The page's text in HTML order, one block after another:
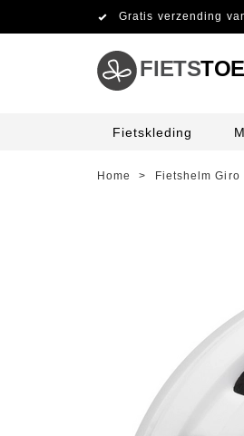
Gratis verzending
FIETS
Fietskleding
Home > Fietshelm